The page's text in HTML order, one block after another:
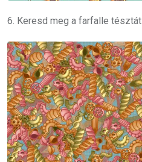
6. Keresd meg a farfalle tésztát